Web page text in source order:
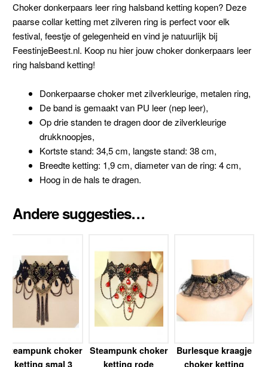
Choker donkerpaars leer ring halsband ketting kopen? Deze
paarse collar ketting met zilveren ring is perfect voor elk
festival, feestje of gelegenheid en vind je natuurlijk bij
FeestinjeBeest.nl. Koop nu hier jouw choker donkerpaars leer
ring halsband ketting!
Donkerpaarse choker met zilverkleurige, metalen ring,
De band is gemaakt van PU leer (nep leer),
Op drie standen te dragen door de zilverkleurige
drukknoopjes,
Kortste stand: 34,5 cm, langste stand: 38 cm,
Breedte ketting: 1,9 cm, diameter van de ring: 4 cm,
Hoog in de hals te dragen.
Andere suggesties…
Steampunk choker
ketting smal 3
Steampunk choker
ketting rode
Burlesque kraagje
choker ketting